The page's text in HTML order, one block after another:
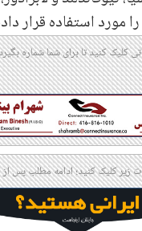
مورد استفاده قرار
کلیک کنید تا برای شما شماره
زیر کلیک کنید؛ ادامه مطلب پس از